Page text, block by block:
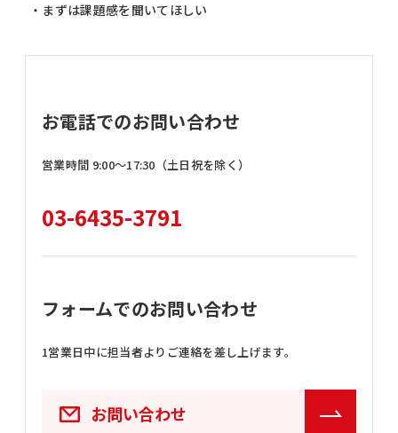
・まずは課題感を聞いてほしい
お電話でのお問い合わせ
営業時間 9:00〜17:30（土日祝を除く）
03-6435-3791
フォームでのお問い合わせ
1営業日中に担当者よりご連絡を差し上げます。
お問い合わせ